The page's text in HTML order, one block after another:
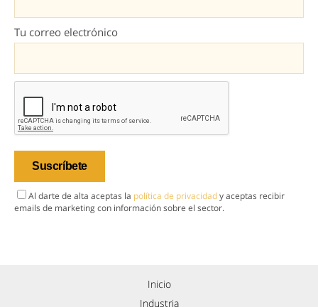
Tu correo electrónico
Al darte de alta aceptas la política de privacidady aceptas recibir
emails de marketing con información sobre el sector.
Inicio
Industria